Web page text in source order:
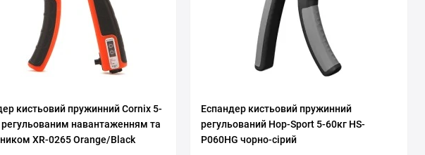
кистьовий пружинний Cornix 5-
регульованим навантаженням та
XR-0265 Orange/Black
Еспандер кистьовий пружинний
регульований Hop-Sport 5-60кг HS-
P060HG чорно-сірий